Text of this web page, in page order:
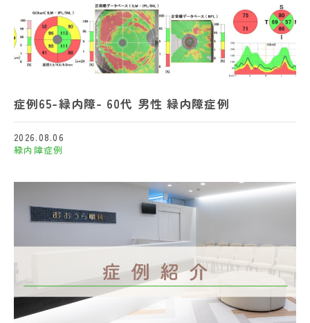
症例65-緑内障- 60代 男性 緑内障症例
2026.08.06
緑内障症例